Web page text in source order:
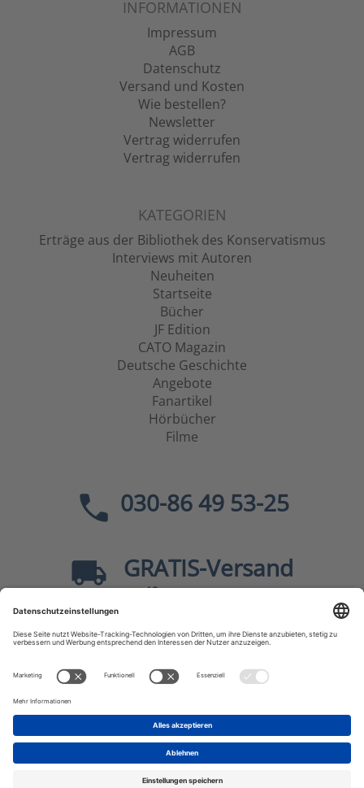
INFORMATIONEN
Impressum
AGB
Datenschutz
Versand und Kosten
Wie bestellen?
Newsletter
Vertrag widerrufen
Vertrag widerrufen
KATEGORIEN
Erträge aus der Bibliothek des Konservatismus
Interviews mit Autoren
Neuheiten
Startseite
Bücher
JF Edition
CATO Magazin
Deutsche Geschichte
Angebote
Fanartikel
Hörbücher
Filme
030-86 49 53-25
GRATIS-Versand
40
Sicher dank SSL
* Alle Preiseinkl. MwSt., zzgl.Versandkosten
JF-Buchdienst – Aktuelle Bücher zu Politik, Geschichte,